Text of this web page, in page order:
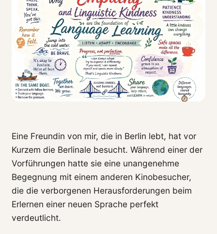
Eine Freundin von mir, die in Berlin lebt, hat vor
Kurzem die Berlinale besucht. Während einer der
Vorführungen hatte sie eine unangenehme
Begegnung mit einem anderen Kinobesucher,
die die verborgenen Herausforderungen beim
Erlernen einer neuen Sprache perfekt
verdeutlicht.